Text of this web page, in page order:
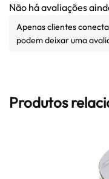
Não há avaliações
Apenas clientes
podem deixar uma
Produtos